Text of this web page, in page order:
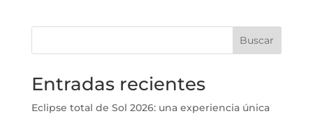
Buscar
Entradas recientes
Eclipse total de Sol 2026: una experiencia única